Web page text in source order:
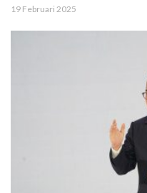
19 Februari 2025